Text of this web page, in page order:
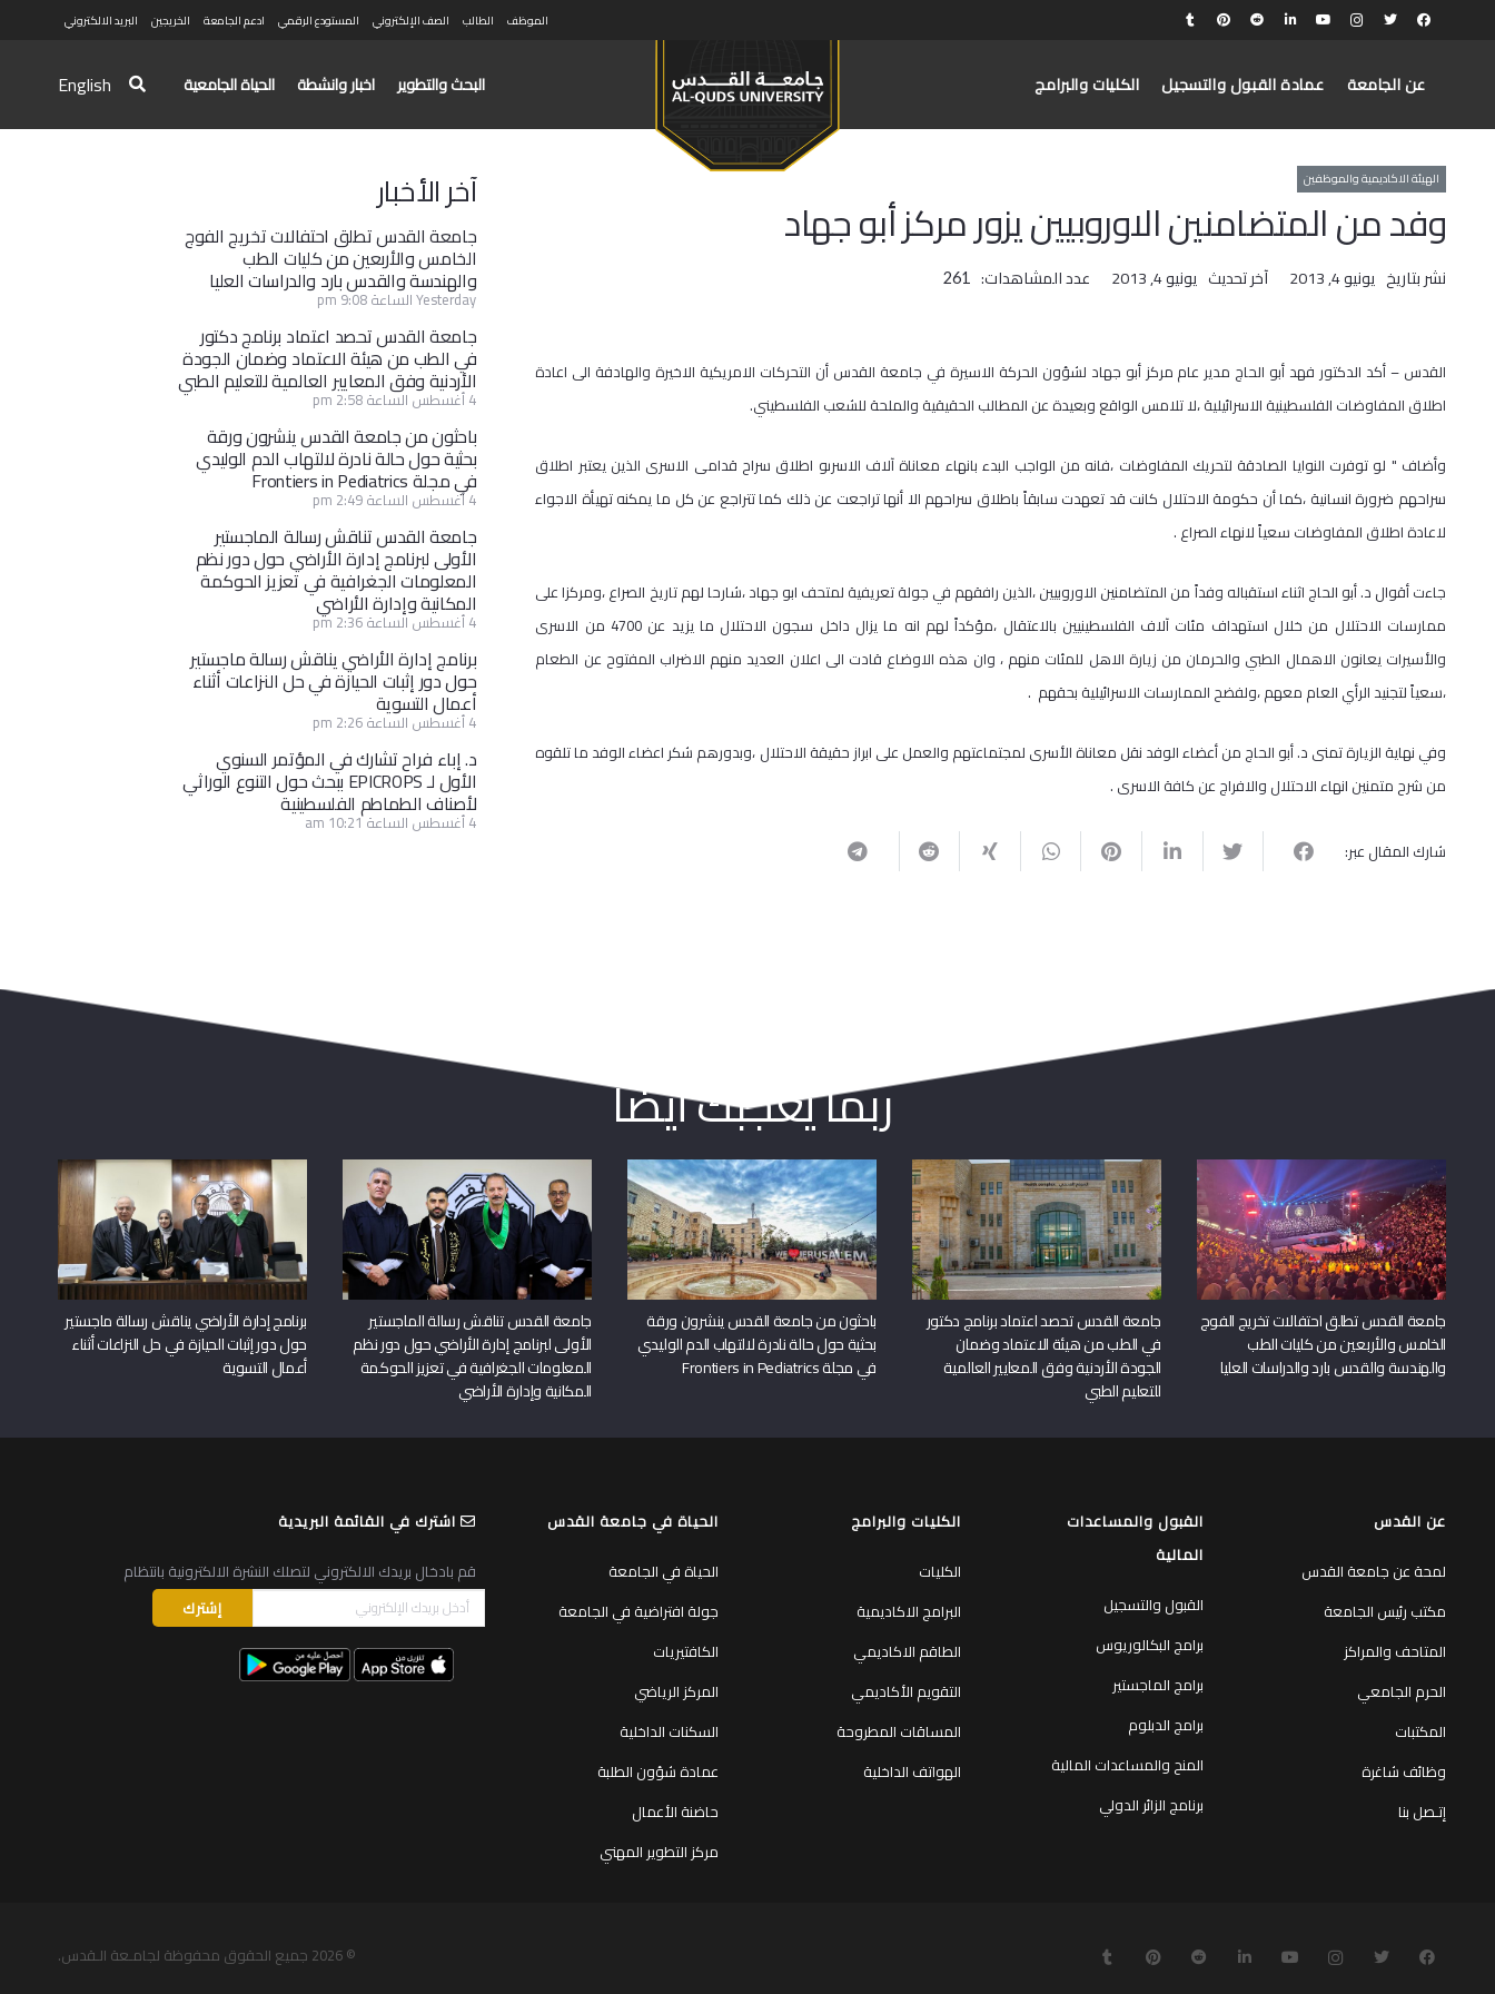
الموظف الطالب الصف الإلكتروني المستودع الرقمي ادعم الجامعة الخريجين البريد الالكتروني
عن الجامعة عمادة القبول والتسجيل الكليات والبرامج البحث والتطوير اخبار وانشطة الحياة الجامعية English
الهيئة الاكاديمية والموظفين
وفد من المتضامنين الاوروبيين يزور مركز أبو جهاد
نشر بتاريخ يونيو 4, 2013 آخر تحديث يونيو 4, 2013 عدد المشاهدات: 261
القدس – أكد الدكتور فهد أبو الحاج مدير عام مركز أبو جهاد لشؤون الحركة الاسيرة في جامعة القدس أن التحركات الامريكية الاخيرة والهادفة الى اعادة
اطلاق المفاوضات الفلسطينية الاسرائيلية ،لا تلامس الواقع وبعيدة عن المطالب الحقيقية والملحة للشعب الفلسطيني.
وأضاف " لو توفرت النوايا الصادقة لتحريك المفاوضات ،فانه من الواجب البدء بانهاء معاناة آلاف الاسرىو اطلاق سراح قدامى الاسرى الذين يعتبر اطلاق
سراحهم ضرورة انسانية ،كما أن حكومة الاحتلال كانت قد تعهدت سابقاً باطلاق سراحهم الا أنها تراجعت عن ذلك كما تتراجع عن كل ما يمكنه تهيأة الاجواء
لاعادة اطلاق المفاوضات سعياً لانهاء الصراع .
جاءت أقوال د. أبو الحاج اثناء استقباله وفداً من المتضامنين الاوروبيين ،الذين رافقهم في جولة تعريفية لمتحف ابو جهاد ،شارحا لهم تاريخ الصراع ،ومركزا على
ممارسات الاحتلال من خلال استهداف مئات آلاف الفلسطينيين بالاعتقال ،مؤكداً لهم انه ما يزال داخل سجون الاحتلال ما يزيد عن 4700 من الاسرى
والأسيرات يعانون الاهمال الطبي والحرمان من زيارة الاهل للمئات منهم ، وان هذه الاوضاع قادت الى اعلان العديد منهم الاضراب المفتوح عن الطعام
،سعياً لتجنيد الرأي العام معهم ،ولفضح الممارسات الاسرائيلية بحقهم .
وفي نهاية الزيارة تمنى د. أبو الحاج من أعضاء الوفد نقل معاناة الأسرى لمجتماعتهم والعمل على ابراز حقيقة الاحتلال ،وبدورهم شكر اعضاء الوفد ما تلقوه
من شرح متمنين انهاء الاحتلال والافراج عن كافة الاسرى .
شارك المقال عبر:
آخر الأخبار
جامعة القدس تطلق احتفالات تخريج الفوج
الخامس والأربعين من كليات الطب
والهندسة والقدس بارد والدراسات العليا
Yesterday الساعة 9:08 pm
جامعة القدس تحصد اعتماد برنامج دكتور
في الطب من هيئة الاعتماد وضمان الجودة
الأردنية وفق المعايير العالمية للتعليم الطبي
4 أغسطس الساعة 2:58 pm
باحثون من جامعة القدس ينشرون ورقة
بحثية حول حالة نادرة لالتهاب الدم الوليدي
في مجلة Frontiers in Pediatrics
4 أغسطس الساعة 2:49 pm
جامعة القدس تناقش رسالة الماجستير
الأولى لبرنامج إدارة الأراضي حول دور نظم
المعلومات الجغرافية في تعزيز الحوكمة
المكانية وإدارة الأراضي
4 أغسطس الساعة 2:36 pm
برنامج إدارة الأراضي يناقش رسالة ماجستير
حول دور إثبات الحيازة في حل النزاعات أثناء
أعمال التسوية
4 أغسطس الساعة 2:26 pm
د. إباء فراح تشارك في المؤتمر السنوي
الأول لـ EPICROPS ببحث حول التنوع الوراثي
لأصناف الطماطم الفلسطينية
4 أغسطس الساعة 10:21 am
ربما يعجبك أيضا
جامعة القدس تطلق احتفالات تخريج الفوج
الخامس والأربعين من كليات الطب
والهندسة والقدس بارد والدراسات العليا
جامعة القدس تحصد اعتماد برنامج دكتور
في الطب من هيئة الاعتماد وضمان
الجودة الأردنية وفق المعايير العالمية
للتعليم الطبي
باحثون من جامعة القدس ينشرون ورقة
بحثية حول حالة نادرة لالتهاب الدم الوليدي
في مجلة Frontiers in Pediatrics
جامعة القدس تناقش رسالة الماجستير
الأولى لبرنامج إدارة الأراضي حول دور نظم
المعلومات الجغرافية في تعزيز الحوكمة
المكانية وإدارة الأراضي
برنامج إدارة الأراضي يناقش رسالة ماجستير
حول دور إثبات الحيازة في حل النزاعات أثناء
أعمال التسوية
عن القدس
لمحة عن جامعة القدس
مكتب رئيس الجامعة
المتاحف والمراكز
الحرم الجامعي
المكتبات
وظائف شاغرة
إتـصل بنا
القبول والمساعدات
المالية
القبول والتسجيل
برامج البكالوريوس
برامج الماجستير
برامج الدبلوم
المنح والمساعدات المالية
برنامج الزائر الدولي
الكليات والبرامج
الكليات
البرامج الاكاديمية
الطاقم الاكاديمي
التقويم الأكاديمي
المساقات المطروحة
الهواتف الداخلية
الحياة في جامعة القدس
الحياة في الجامعة
جولة افتراضية في الجامعة
الكافتيريات
المركز الرياضي
السكنات الداخلية
عمادة شؤون الطلبة
حاضنة الأعمال
مركز التطوير المهني
اشترك في القائمة البريدية
قم بادخال بريدك الالكتروني لتصلك النشرة الالكترونية بانتظام
© 2026 جميع الحقوق محفوظة لجامـعة الـقدس.